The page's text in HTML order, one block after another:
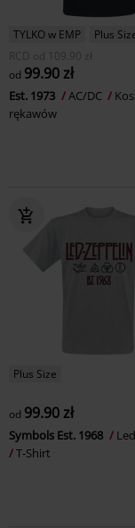
TYLKO w EMP
Plus
RCD
od 109.90 zł
od 99.90 zł
Est. 1973 AC/DC
rękawów
Plus Size
od 99.90 zł
Symbols Est. 1968
T-Shirt